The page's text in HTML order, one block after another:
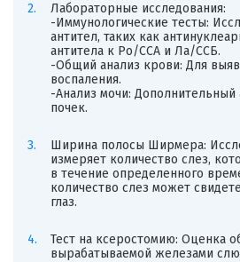
Лабораторные исследования:
-Иммунологические тесты:
антител, таких как
антитела к Ро/ССА и Ла/ССБ.
-Общий анализ крови: Для
воспаления.
-Анализ мочи: Дополнительный
почек.
Ширина полосы Ширмера:
измеряет количество слез,
в течение определенного
количество слез может
глаз.
Тест на ксеростомию: Оценка
вырабатываемой железами